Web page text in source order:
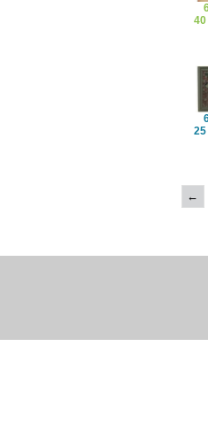
40
25
←